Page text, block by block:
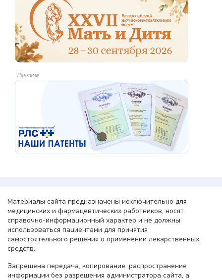
Реклама
Материалы сайта предназначены исключительно для
медицинских и фармацевтических работников, носят
справочно-информационный характер и не должны
использоваться пациентами для принятия
самостоятельного решения о применении лекарственных
средств.
Запрещена передача, копирование, распространение
информации без разрешения администратора сайта, а